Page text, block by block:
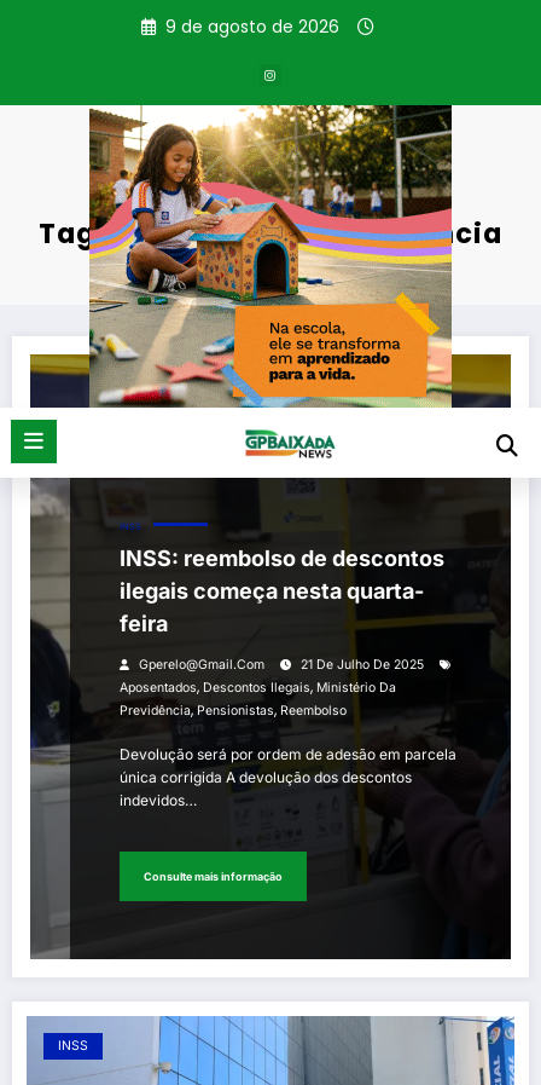
9 de agosto de 2026
Tag: Ministério da Previdência
Página inicial Ministério da Previdência
INSS
INSS: reembolso de descontos
ilegais começa nesta quarta-
feira
Gperelo@gmail.com
21 De Julho De 2025
Aposentados, Descontos Ilegais, Ministério Da
Previdência,Pensionistas, Reembolso
Devolução será por ordem de adesão em parcela
única corrigida A devolução dos descontos
indevidos…
Consulte mais informação
INSS